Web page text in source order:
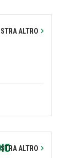
ALTRO
ALTRO